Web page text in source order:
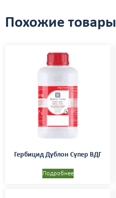
Похожие товары
Гербицид Дублон Супер ВДГ
Подробнее